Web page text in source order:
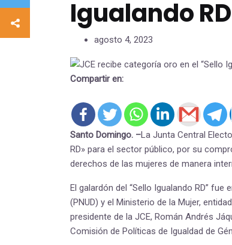
Igualando
agosto 4, 2023
Compartir en:
Santo Domingo. –La Junta Central
RD» para el sector público, por su
derechos de las mujeres de manera
El galardón del “Sello Igualando RD”
(PNUD) y el Ministerio de la Mujer,
presidente de la JCE, Román Andrés
Comisión de Políticas de Igualdad de